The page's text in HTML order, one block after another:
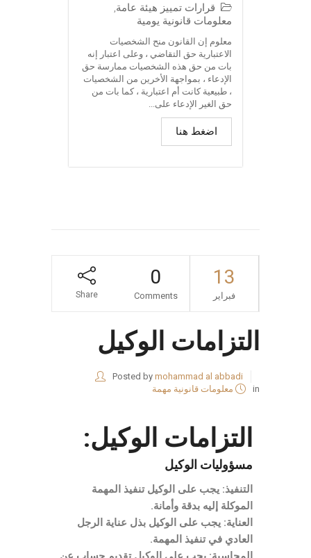
قرارات تمييز هيئة عامة,
معلومات قانونية يومية
معلوم إن القانون منح الشخصيات
الاعتبارية حق التقاضي ، وعلى اعتبار إنه
بات من حق هذه الشخصيات ممارسة حق
الإدعاء ، بمواجهة الأخرين من الشخصيات
، طبيعية كانت أم اعتبارية ، كما بات من
حق الغير الإدعاء على...
اضغط هنا
13
فبراير
0
Comments
Share
التزامات الوكيل
Posted by mohammad al abbadi
in
معلومات قانونية مهمة
التزامات الوكيل:
مسؤوليات الوكيل
التنفيذ: يجب على الوكيل تنفيذ المهمة
الموكلة إليه بدقة وأمانة.
العناية: يجب على الوكيل بذل عناية الرجل
العادي في تنفيذ المهمة.